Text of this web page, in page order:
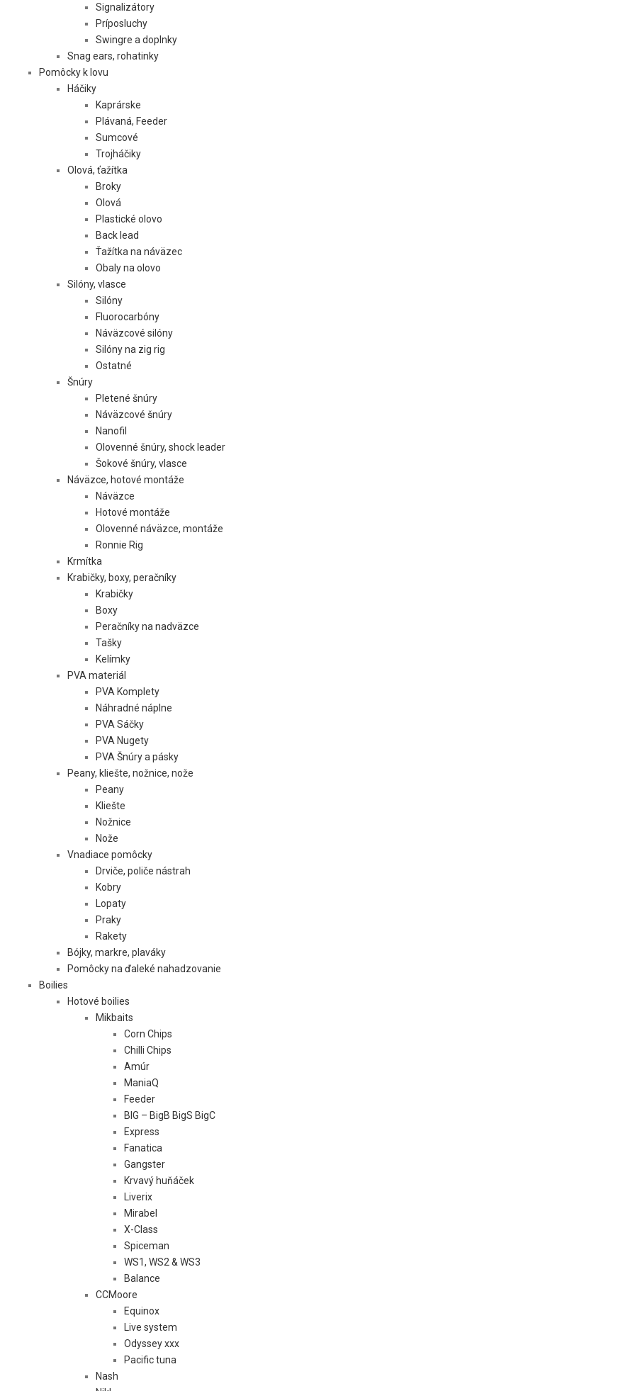
Signalizátory
Príposluchy
Swingre a doplnky
Snag ears, rohatinky
Pomôcky k lovu
Háčiky
Kaprárske
Plávaná, Feeder
Sumcové
Trojháčiky
Olová, ťažítka
Broky
Olová
Plastické olovo
Back lead
Ťažítka na náväzec
Obaly na olovo
Silóny, vlasce
Silóny
Fluorocarbóny
Náväzcové silóny
Silóny na zig rig
Ostatné
Šnúry
Pletené šnúry
Náväzcové šnúry
Nanofil
Olovenné šnúry, shock leader
Šokové šnúry, vlasce
Náväzce, hotové montáže
Náväzce
Hotové montáže
Olovenné náväzce, montáže
Ronnie Rig
Krmítka
Krabičky, boxy, peračníky
Krabičky
Boxy
Peračníky na nadväzce
Tašky
Kelímky
PVA materiál
PVA Komplety
Náhradné náplne
PVA Sáčky
PVA Nugety
PVA Šnúry a pásky
Peany, kliešte, nožnice, nože
Peany
Kliešte
Nožnice
Nože
Vnadiace pomôcky
Drviče, poliče nástrah
Kobry
Lopaty
Praky
Rakety
Bójky, markre, plaváky
Pomôcky na ďaleké nahadzovanie
Boilies
Hotové boilies
Mikbaits
Corn Chips
Chilli Chips
Amúr
ManiaQ
Feeder
BIG – BigB BigS BigC
Express
Fanatica
Gangster
Krvavý huňáček
Liverix
Mirabel
X-Class
Spiceman
WS1, WS2 & WS3
Balance
CCMoore
Equinox
Live system
Odyssey xxx
Pacific tuna
Nash